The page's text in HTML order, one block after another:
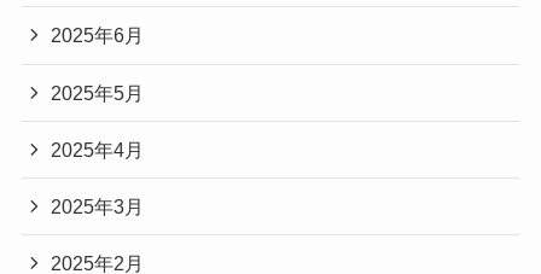
2025年6月
2025年5月
2025年4月
2025年3月
2025年2月